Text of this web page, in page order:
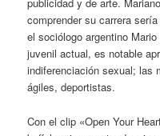
publicidad y de arte.
comprender su carrera
el sociólogo argentino
juvenil actual, es notable
indiferenciación sexual; las
ágiles, deportistas.
Con el clip «Open Your